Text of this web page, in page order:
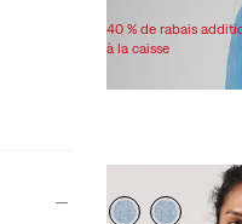
Price
is
Price
40 % de rabais
à la caisse